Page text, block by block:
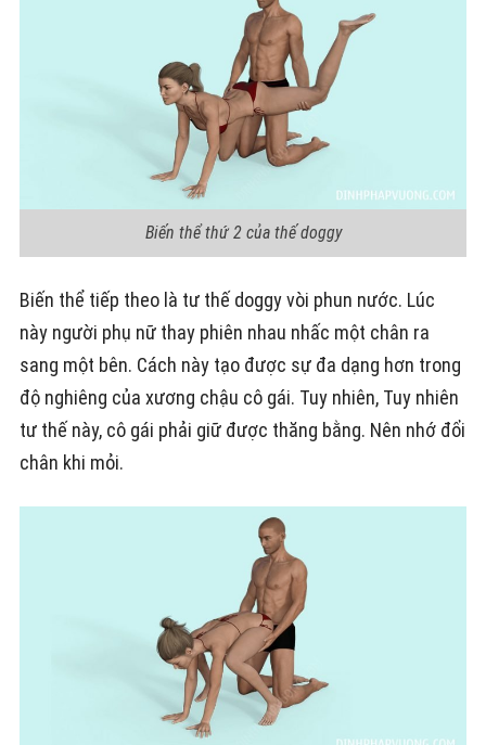
Biến thể thứ 2 của thế doggy
Biến thể tiếp theo là tư thế doggy vòi phun nước. Lúc
này người phụ nữ thay phiên nhau nhấc một chân ra
sang một bên. Cách này tạo được sự đa dạng hơn trong
độ nghiêng của xương chậu cô gái. Tuy nhiên, Tuy nhiên
tư thế này, cô gái phải giữ được thăng bằng. Nên nhớ đổi
chân khi mỏi.